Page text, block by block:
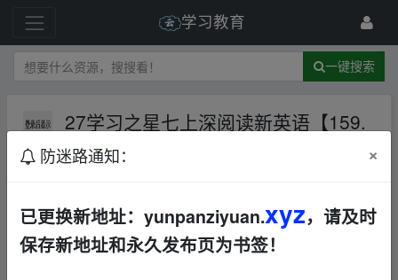
学习教育
一键搜索
27学习之星七上深阅读新英语【159.
8MB】
27学习之星七上深阅读新英语 ‥fr﹏om w﹏ww.y‥
un、pan▂zi、yu、an.xy、z
防迷路通知： ×
已更换新地址：yunpanziyuan.xyz，请及时
保存新地址和永久发布页为书签！